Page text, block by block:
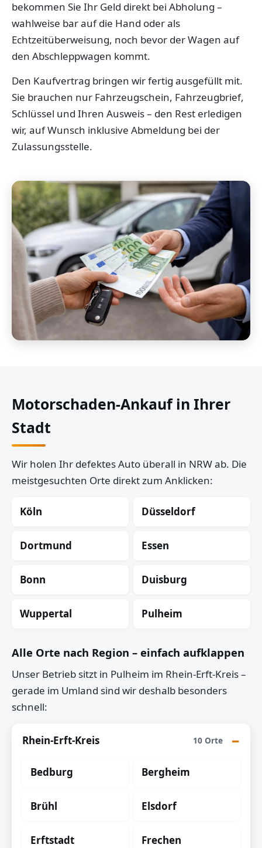
bekommen Sie Ihr Geld direkt bei Abholung –
wahlweise bar auf die Hand oder als
Echtzeitüberweisung, noch bevor der Wagen auf
den Abschleppwagen kommt.
Den Kaufvertrag bringen wir fertig ausgefüllt mit.
Sie brauchen nur Fahrzeugschein, Fahrzeugbrief,
Schlüssel und Ihren Ausweis – den Rest erledigen
wir, auf Wunsch inklusive Abmeldung bei der
Zulassungsstelle.
Motorschaden-Ankauf in Ihrer
Stadt
Wir holen Ihr defektes Auto überall in NRW ab. Die
meistgesuchten Orte direkt zum Anklicken:
Köln Düsseldorf
Dortmund Essen
Bonn Duisburg
Wuppertal Pulheim
Alle Orte nach Region – einfach aufklappen
Unser Betrieb sitzt in Pulheim im Rhein-Erft-Kreis –
gerade im Umland sind wir deshalb besonders
schnell:
Rhein-Erft-Kreis 10 Orte
Bedburg Bergheim
Brühl Elsdorf
Erftstadt Frechen